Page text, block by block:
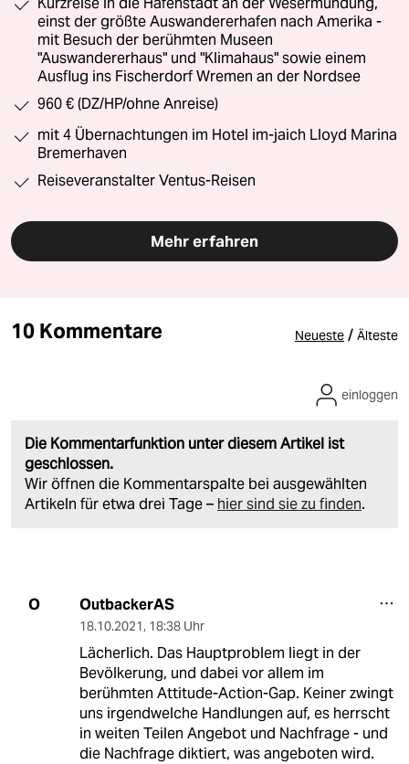
einst der größte Auswandererhafen nach Amerika -
mit Besuch der berühmten Museen
"Auswandererhaus" und "Klimahaus" sowie einem
Ausflug ins Fischerdorf Wremen an der Nordsee
960 € (DZ/HP/ohne Anreise)
mit 4 Übernachtungen im Hotel im-jaich Lloyd Marina
Bremerhaven
Reiseveranstalter Ventus-Reisen
Mehr erfahren
10 Kommentare Neueste / Älteste
Die Kommentarfunktion unter diesem Artikel ist
geschlossen.
Wir öffnen die Kommentarspalte bei ausgewählten
Artikeln für etwa drei Tage – hier sind sie zu finden.
einloggen
O OutbackerAS
18.10.2021, 18:38 Uhr
Lächerlich. Das Hauptproblem liegt in der
Bevölkerung, und dabei vor allem im
berühmten Attitude-Action-Gap. Keiner zwingt
uns irgendwelche Handlungen auf, es herrscht
in weiten Teilen Angebot und Nachfrage - und
die Nachfrage diktiert, was angeboten wird.